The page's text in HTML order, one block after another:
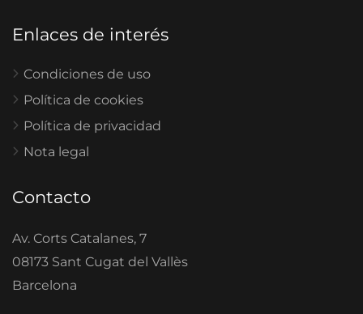
Enlaces de interés
Condiciones de uso
Política de cookies
Política de privacidad
Nota legal
Contacto
Av. Corts Catalanes, 7
08173 Sant Cugat del Vallès
Barcelona